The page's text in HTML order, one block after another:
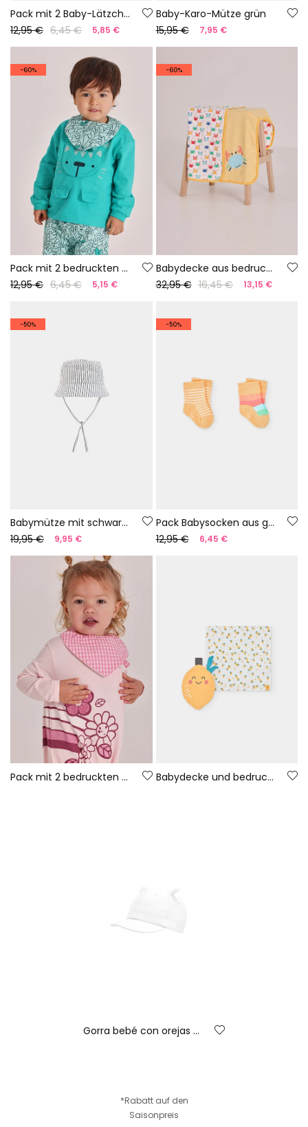
Pack mit 2 Baby-Lätzchen aus weißer Baumwolle
12,95 € 6,45 € 5,85 €
Baby-Karo-Mütze grün
15,95 €
7,95 €
-60%
Pack mit 2 bedruckten Lätzchen aus Baumwolle für Babys
12,95 € 6,45 € 5,15 €
-60%
Babydecke aus bedruckter Baumwolle
32,95 € 16,45 € 13,15 €
-50%
Babymütze mit schwarzen und weißen Streifen
19,95 €
9,95 €
-50%
Pack Babysocken aus gelber Baumwolle
12,95 €
6,45 €
Pack mit 2 bedruckten Lätzchen aus Baumwolle für Babys. Babydecke und bedrucktes Schmusetuch
Gorra bebé con orejas blanca
*Rabatt auf den
Saisonpreis